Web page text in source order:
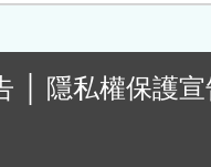
隱私權保護